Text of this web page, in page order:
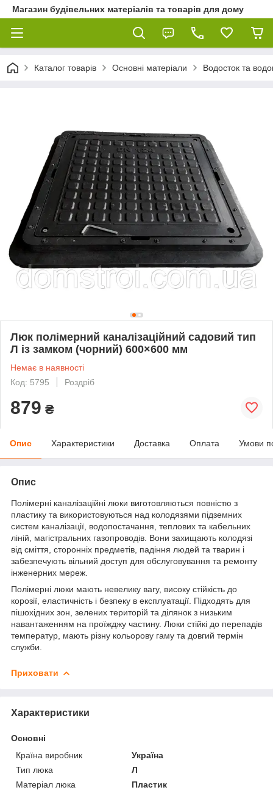
Магазин будівельних матеріалів та товарів для дому
Каталог товарів Основні матеріали Водосток та
Люк полімерний каналізаційний садовий тип
Л із замком (чорний) 600×600 мм
Немає в наявності
Код: 5795
Роздріб
879 ₴
Опис Характеристики Доставка Оплата Умови
Опис
Полімерні каналізаційні люки виготовляються повністю з
пластику та використовуються над колодязями підземних
систем каналізації, водопостачання, теплових та кабельних
ліній, магістральних газопроводів. Вони захищають колодязі
від сміття, сторонніх предметів, падіння людей та тварин і
забезпечують вільний доступ для обслуговування та ремонту
інженерних мереж.
Полімерні люки мають невелику вагу, високу стійкість до
корозії, еластичність і безпеку в експлуатації. Підходять для
пішохідних зон, зелених територій та ділянок з низьким
навантаженням на проїжджу частину. Люки стійкі до перепадів
температур, мають різну кольорову гаму та довгий термін
служби.
Приховати
Характеристики
Основні
Країна виробник
Україна
Тип люка
Л
Матеріал люка
Пластик